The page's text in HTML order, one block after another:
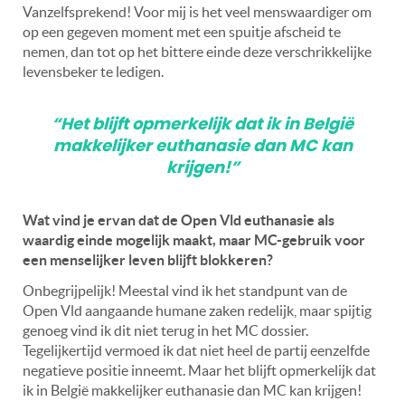
Vanzelfsprekend! Voor mij is het veel menswaardiger om
op een gegeven moment met een spuitje afscheid te
nemen, dan tot op het bittere einde deze verschrikkelijke
levensbeker te ledigen.
“Het blijft opmerkelijk dat ik in België
makkelijker euthanasie dan MC kan
krijgen!”
Wat vind je ervan dat de Open Vld euthanasie als
waardig einde mogelijk maakt, maar MC-gebruik voor
een menselijker leven blijft blokkeren?
Onbegrijpelijk! Meestal vind ik het standpunt van de
Open Vld aangaande humane zaken redelijk, maar spijtig
genoeg vind ik dit niet terug in het MC dossier.
Tegelijkertijd vermoed ik dat niet heel de partij eenzelfde
negatieve positie inneemt. Maar het blijft opmerkelijk dat
ik in België makkelijker euthanasie dan MC kan krijgen!